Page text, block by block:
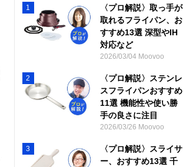
1
〈プロ解説〉取っ手が
取れるフライパン、お
すすめ13選 深型やIH
対応など
2026/03/04 Moovoo
2
〈プロ解説〉ステンレ
スフライパンおすすめ
11選 機能性や使い勝
手の良さに注目
2026/03/26 Moovoo
3
〈プロ解説〉スライサ
ー、おすすめ13選 千